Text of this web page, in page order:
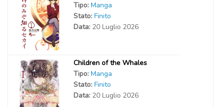
Tipo: Manga
Stato: Finito
Data: 20 Luglio 2026
Children of the Whales
Tipo: Manga
Stato: Finito
Data: 20 Luglio 2026